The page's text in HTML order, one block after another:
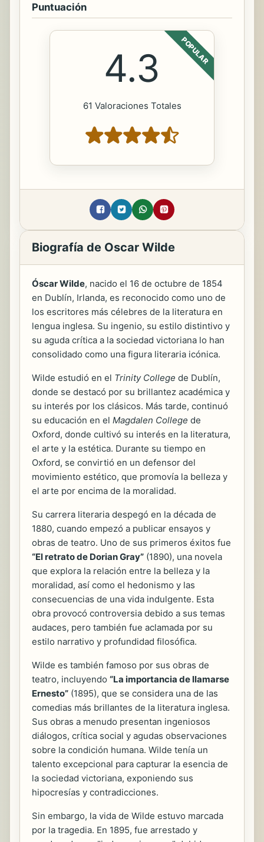
Puntuación
POPULAR
4.3
61 Valoraciones Totales
Biografía de Oscar Wilde
Óscar Wilde, nacido el 16 de octubre de 1854
en Dublín, Irlanda, es reconocido como uno de
los escritores más célebres de la literatura en
lengua inglesa. Su ingenio, su estilo distintivo y
su aguda crítica a la sociedad victoriana lo han
consolidado como una figura literaria icónica.
Wilde estudió en el Trinity College de Dublín,
donde se destacó por su brillantez académica y
su interés por los clásicos. Más tarde, continuó
su educación en el Magdalen College de
Oxford, donde cultivó su interés en la literatura,
el arte y la estética. Durante su tiempo en
Oxford, se convirtió en un defensor del
movimiento estético, que promovía la belleza y
el arte por encima de la moralidad.
Su carrera literaria despegó en la década de
1880, cuando empezó a publicar ensayos y
obras de teatro. Uno de sus primeros éxitos fue
“El retrato de Dorian Gray” (1890), una novela
que explora la relación entre la belleza y la
moralidad, así como el hedonismo y las
consecuencias de una vida indulgente. Esta
obra provocó controversia debido a sus temas
audaces, pero también fue aclamada por su
estilo narrativo y profundidad filosófica.
Wilde es también famoso por sus obras de
teatro, incluyendo “La importancia de llamarse
Ernesto” (1895), que se considera una de las
comedias más brillantes de la literatura inglesa.
Sus obras a menudo presentan ingeniosos
diálogos, crítica social y agudas observaciones
sobre la condición humana. Wilde tenía un
talento excepcional para capturar la esencia de
la sociedad victoriana, exponiendo sus
hipocresías y contradicciones.
Sin embargo, la vida de Wilde estuvo marcada
por la tragedia. En 1895, fue arrestado y